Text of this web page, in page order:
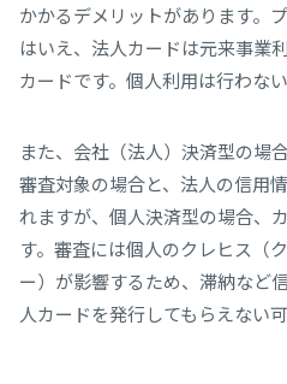
かかるデメリットがあります。
はいえ、法人カードは元来事業
カードです。個人利用は行わな
また、 会社（法人）決済型の場
審査対象の場合と、法人の信用
れますが、個人決済型の場合、
す。 審査には個人のクレヒス（
ー）が影響するため、滞納など
人カードを発行してもらえない